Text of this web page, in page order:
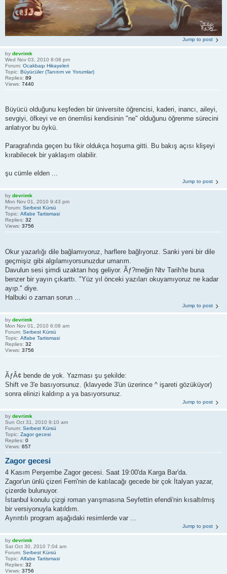
Jump to post
by devrimk
Wed Nov 03, 2010 8:08 pm
Forum: Ocakbaşı Hikayeleri
Topic: Büyücüler (Tanıtım ve Yorumlar)
Replies: 89
Views: 7440
Büyücü olduğunu keşfeden bir üniversite öğrencisi, kaderi, inancı, aileyi,
sevgiyi, öfkeyi ve en önemlisi kendisinin "ne" olduğunu öğrenme sürecini
anlatıyor bu öykü.
Paragrafında geçen bu fikir oldukça hoşuma gitti. Bu bakış açısı klişeyi
kırabilecek bir yaklaşım olabilir.
şu cümle elden ...
Jump to post
by devrimk
Mon Nov 01, 2010 9:43 pm
Forum: Serbest Kürsü
Topic: Alfabe Tartismasi
Replies: 32
Views: 3756
Okur yazarlığı dile bağlamıyoruz, harflere bağlıyoruz. Sanki yeni bir dile
geçmişiz gibi algılamıyorsunuzdur umarım.
Davulun sesi şimdi uzaktan hoş geliyor. Ãƒ?rneğin Ntv Tarih'te buna
benzer bir yayın çıkarttı. "Yüz yıl önceki yazıları okuyamıyoruz ne kadar
ayıp." diye.
Halbuki o zaman sorun ...
Jump to post
by devrimk
Mon Nov 01, 2010 6:08 am
Forum: Serbest Kürsü
Topic: Alfabe Tartismasi
Replies: 32
Views: 3756
ÃƒÂ¢ bende de yok. Yazması şu şekilde:
Shift ve 3'e basıyorsunuz. (klavyede 3'ün üzerince ^ işareti gözüküyor)
sonra elinizi kaldırıp a ya basıyorsunuz.
Jump to post
by devrimk
Sun Oct 31, 2010 9:10 am
Forum: Serbest Kürsü
Topic: Zagor gecesi
Replies: 0
Views: 657
Zagor gecesi
4 Kasım Perşembe Zagor gecesi. Saat 19:00'da Karga Bar'da.
Zagor'un ünlü çizeri Ferri'nin de katılacağı gecede bir çok İtalyan yazar,
çizerde bulunuyor.
İstanbul konulu çizgi roman yarışmasına Seyfettin efendi'nin kısaltılmış
bir versiyonuyla katıldım.
Ayrıntılı program aşağıdaki resimlerde var ...
Jump to post
by devrimk
Sat Oct 30, 2010 7:04 am
Forum: Serbest Kürsü
Topic: Alfabe Tartismasi
Replies: 32
Views: 3756